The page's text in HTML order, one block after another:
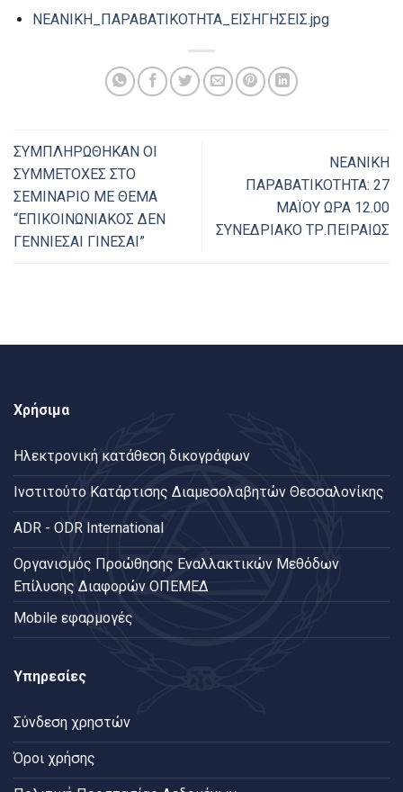
ΝΕΑΝΙΚΗ_ΠΑΡΑΒΑΤΙΚΟΤΗΤΑ_ΕΙΣΗΓΗΣΕΙΣ.jpg
ΣΥΜΠΛΗΡΩΘΗΚΑΝ ΟΙ
ΣΥΜΜΕΤΟΧΕΣ ΣΤΟ
ΣΕΜΙΝΑΡΙΟ ΜΕ ΘΕΜΑ
“ΕΠΙΚΟΙΝΩΝΙΑΚΟΣ ΔΕΝ
ΓΕΝΝΙΕΣΑΙ ΓΙΝΕΣΑΙ”
ΝΕΑΝΙΚΗ
ΠΑΡΑΒΑΤΙΚΟΤΗΤΑ: 27
ΜΑΪΟΥ ΩΡΑ 12.00
ΣΥΝΕΔΡΙΑΚΟ ΤΡ.ΠΕΙΡΑΙΩΣ
Χρήσιμα
Ηλεκτρονική κατάθεση δικογράφων
Ινστιτούτο Κατάρτισης Διαμεσολαβητών Θεσσαλονίκης
ADR - ODR International
Oργανισμός Προώθησης Εναλλακτικών Μεθόδων
Επίλυσης Διαφορών ΟΠΕΜΕΔ
Mobile εφαρμογές
Υπηρεσίες
Σύνδεση χρηστών
Όροι χρήσης